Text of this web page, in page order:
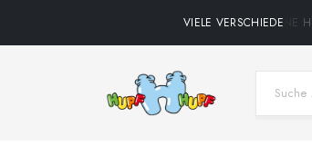
VIELE VERSCHIEDENE